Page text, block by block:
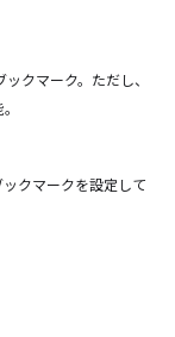
クマーク。ただし、
クマークを設定して